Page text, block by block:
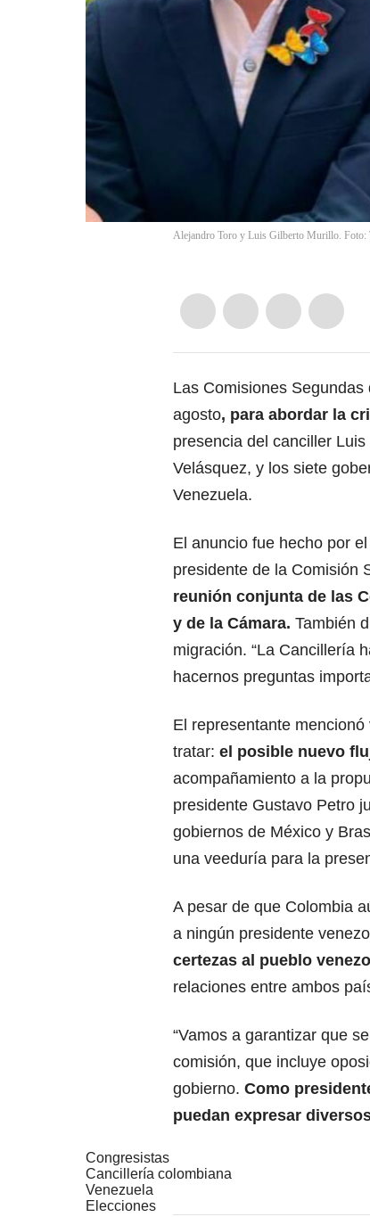
Alejandro Toro y Luis Gilberto Murillo. Foto:
Las Comisiones
agosto, para abordar la
presencia del canciller
Velásquez, y los siete
Venezuela.
El anuncio fue hecho por
presidente de la Comisión
reunión conjunta de las
y de la Cámara. También
migración. “La Cancillería
hacernos preguntas
El representante
tratar: el posible nuevo
acompañamiento a la
presidente Gustavo Petro
gobiernos de México y
una veeduría para la
A pesar de que Colombia
a ningún presidente
certezas al pueblo
relaciones entre ambos
“Vamos a garantizar que
comisión, que incluye
gobierno. Como
puedan expresar
Congresistas
Cancillería colombiana
Venezuela
Elecciones